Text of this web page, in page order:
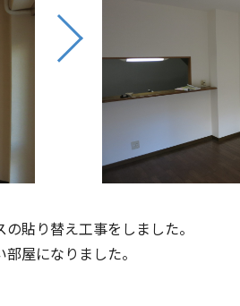
貼り替え工事をしました。
屋になりました。